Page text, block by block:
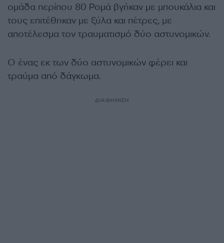
ομάδα περίπου 80 Ρομά βγήκαν με μπουκάλια και
τους επιτέθηκαν με ξύλα και πέτρες, με
αποτέλεσμα τον τραυματισμό δύο αστυνομικών.
Ο ένας εκ των δύο αστυνομικών φέρει και
τραύμα από δάγκωμα.
ΔΙΑΦΗΜΙΣΗ